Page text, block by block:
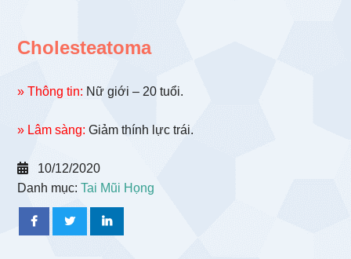
Cholesteatoma
» Thông tin: Nữ giới – 20 tuổi.
» Lâm sàng: Giảm thính lực trái.
10/12/2020
Danh mục:Tai Mũi Họng